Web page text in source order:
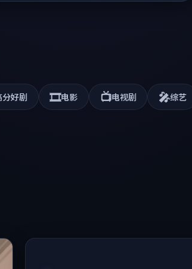
分好剧 🎞️电影 📺电视剧 🎤综艺